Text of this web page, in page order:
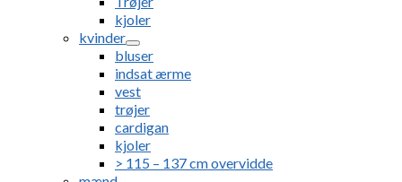
kjoler
kvinder
bluser
indsat ærme
vest
trøjer
cardigan
kjoler
> 115 – 137 cm overvidde